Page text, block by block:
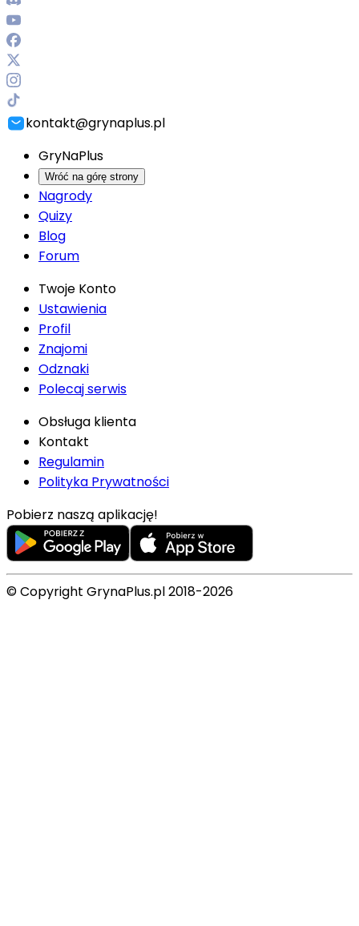
kontakt@grynaplus.pl
GryNaPlus
Wróć na górę strony
Nagrody
Quizy
Blog
Forum
Twoje Konto
Ustawienia
Profil
Znajomi
Odznaki
Polecaj serwis
Obsługa klienta
Kontakt
Regulamin
Polityka Prywatności
Pobierz naszą aplikację!
© Copyright GrynaPlus.pl 2018-2026